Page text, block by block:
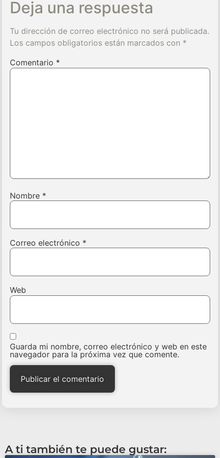
Deja una respuesta
Tu dirección de correo electrónico no será publicada.
Los campos obligatorios están marcados con *
Comentario *
Nombre *
Correo electrónico *
Web
Guarda mi nombre, correo electrónico y web en este
navegador para la próxima vez que comente.
A ti también te puede gustar: